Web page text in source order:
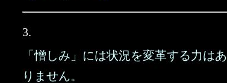
3.
「憎しみ」には状況を変革する力はあ
りません。